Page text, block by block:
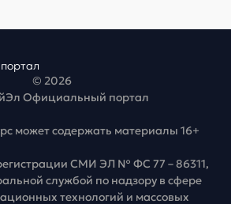
© 2026
Официальный портал
может содержать материалы 16+
СМИ ЭЛ № ФС 77 – 86311,
службой по надзору в сфере
технологий и массовых